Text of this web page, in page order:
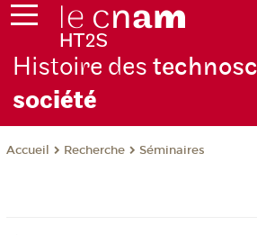
Histoire des
société
Accueil Recherche Séminaires